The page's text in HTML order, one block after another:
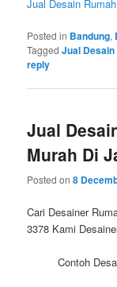
Jual Desain
Posted in Bandung,
Tagged Jual
reply
Jual
Murah Di
Posted on8
Cari Desainer
3378 Kami
Contoh